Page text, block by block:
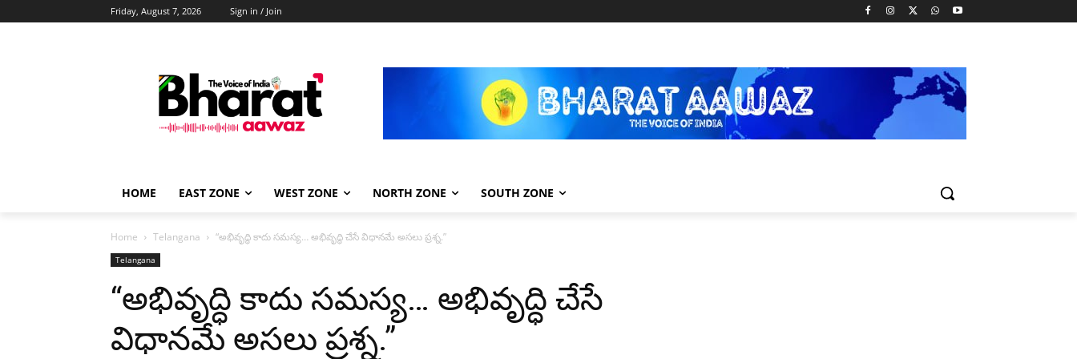
Friday, August 7, 2026 Sign in / Join
HOME EAST ZONE WEST ZONE NORTH ZONE SOUTH ZONE
Home Telangana “అభివృద్ధి కాదు సమస్య… అభివృద్ధి చేసే విధానమే అసలు ప్రశ్న.”
Telangana
“అభివృద్ధి కాదు సమస్య… అభివృద్ధి చేసే
విధానమే అసలు ప్రశ్న.”